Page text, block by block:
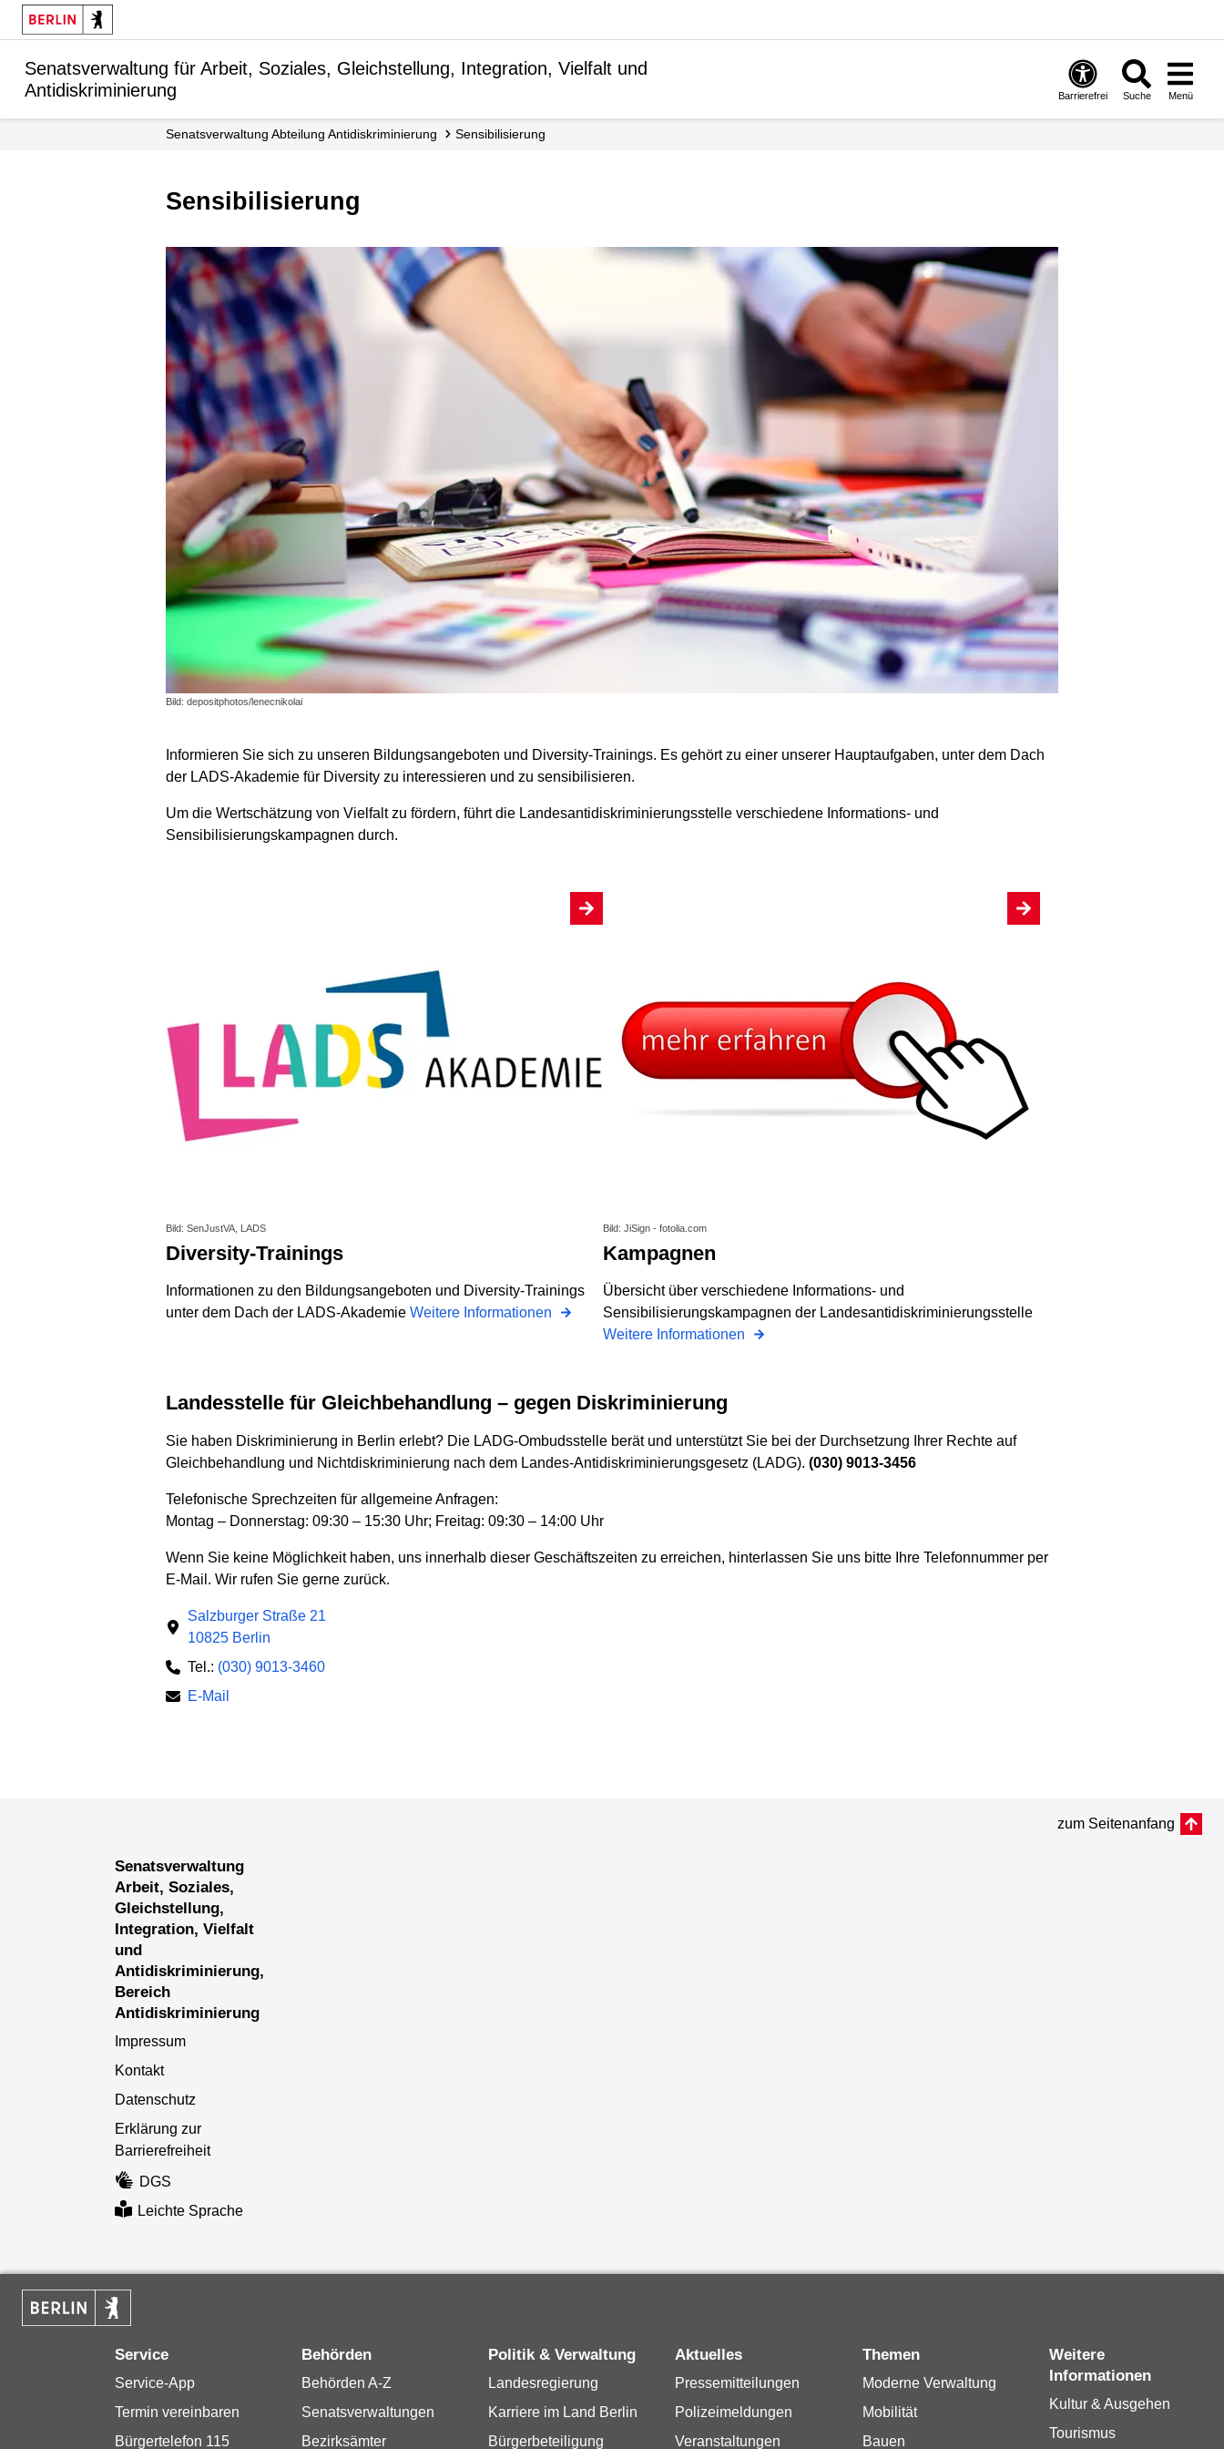
Senatsverwaltung für Arbeit, Soziales, Gleichstellung, Integration, Vielfalt und
Antidiskriminierung
Barrierefrei Suche Menü
Senats­verwaltung Abteilung Antidiskriminierung Sensibili­sierung
Sensibilisierung
Bild: depositphotos/lenecnikolai
Informieren Sie sich zu unseren Bildungsangeboten und Diversity-Trainings. Es gehört zu einer unserer Hauptaufgaben, unter dem Dach
der LADS-Akademie für Diversity zu interessieren und zu sensibilisieren.
Um die Wertschätzung von Vielfalt zu fördern, führt die Landesantidiskriminierungsstelle verschiedene Informations- und
Sensibilisierungskampagnen durch.
Bild: SenJustVA, LADS
Diversity-Trainings
Informationen zu den Bildungsangeboten und Diversity-Trainings
unter dem Dach der LADS-Akademie Weitere Informationen
Bild: JiSign - fotolia.com
Kampagnen
Übersicht über verschiedene Informations- und
Sensibilisierungskampagnen der Landesantidiskriminierungsstelle
Weitere Informationen
Landesstelle für Gleichbehandlung – gegen Diskriminierung
Sie haben Diskriminierung in Berlin erlebt? Die LADG-Ombudsstelle berät und unterstützt Sie bei der Durchsetzung Ihrer Rechte auf
Gleichbehandlung und Nichtdiskriminierung nach dem Landes-Antidiskriminierungsgesetz (LADG). (030) 9013-3456
Telefonische Sprechzeiten für allgemeine Anfragen:
Montag – Donnerstag: 09:30 – 15:30 Uhr; Freitag: 09:30 – 14:00 Uhr
Wenn Sie keine Möglichkeit haben, uns innerhalb dieser Geschäftszeiten zu erreichen, hinterlassen Sie uns bitte Ihre Telefonnummer per
E-Mail. Wir rufen Sie gerne zurück.
Salzburger Straße 21
10825 Berlin
Tel.: (030) 9013-3460
E-Mail
zum Seitenanfang
Senatsverwaltung
Arbeit, Soziales,
Gleichstellung,
Integration, Vielfalt
und
Antidiskriminierung,
Bereich
Antidiskriminierung
Impressum
Kontakt
Datenschutz
Erklärung zur
Barrierefreiheit
DGS
Leichte Sprache
Service
Service-App
Termin vereinbaren
Bürgertelefon 115
Behörden
Behörden A-Z
Senatsverwaltungen
Bezirksämter
Politik & Verwaltung
Landesregierung
Karriere im Land Berlin
Bürgerbeteiligung
Aktuelles
Pressemitteilungen
Polizeimeldungen
Veranstaltungen
Themen
Moderne Verwaltung
Mobilität
Bauen
Weitere
Informationen
Kultur & Ausgehen
Tourismus